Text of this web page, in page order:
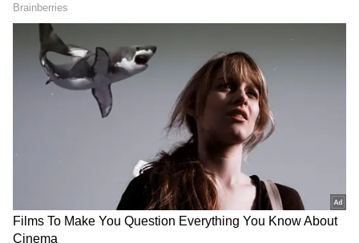
Ashadam: ఆషాఢంలో అదృష్ట రాశులు...ఈ 5 రాశుల
జీవితాల్లోకి అదృష్ట ద్వారం తెరుచుకోవడం పక్కా
Maha Lakshmi Yoga: కుబేరుని అనుగ్రహంతో